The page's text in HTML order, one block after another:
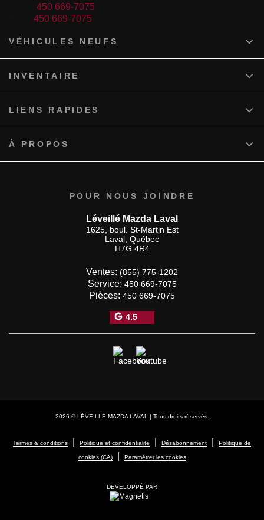
450 669-7075
450 669-7075
POUR NOUS JOINDRE
Léveillé Mazda Laval
1625, boul. St-Martin Est
Laval Québec
H7G 4R4
Ventes: (855) 775-1202
Service: 450 669-7075
Pièces: 450 669-7075
4.5
VÉHICULES NEUFS
INVENTAIRE
LIENS RAPIDES
À PROPOS
2026 © LÉVEILLÉ MAZDA LAVAL | Tous droits réservés.
Termes & conditions Politique et confidentialité Désabonnement Politique de
cookies (CA)| Paramétrer les cookies
DÉVELOPPÉ PAR